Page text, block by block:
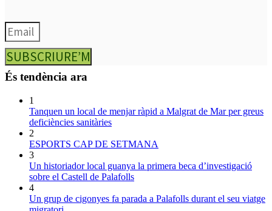
SUBSCRIURE’M
És tendència ara
1
Tanquen un local de menjar ràpid a Malgrat de Mar per greus
deficiències sanitàries
2
ESPORTS CAP DE SETMANA
3
Un historiador local guanya la primera beca d’investigació
sobre el Castell de Palafolls
4
Un grup de cigonyes fa parada a Palafolls durant el seu viatge